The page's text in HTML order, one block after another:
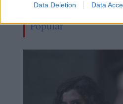
Data Deletion Data
quiere un acuerdo
Popular